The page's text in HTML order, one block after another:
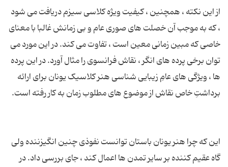
از این نکته ، همچنین ، کیفیت ویژه کلاسی سیزم دریافت می شود
، که به موجب آن خصلت های صوری عام و بی زمانش غالبا با معنای
خاصی که مبین زمانی معین است ، تفاوت می کند. در این مورد می
توان برخی پرده های انگر ، نقاش فرانسوی را مثال آورد. در این پرده
ها ، ویژگی های عامِ زیبایی شناسی هنر کلاسیک یونان برای ارائه
این که چرا هنر یونان باستان توانست نفوذی چنین انگیزننده ولی
گاه عقیم کننده بر سایر تمدن ها اعمال کند ، جای بررسی داد. در